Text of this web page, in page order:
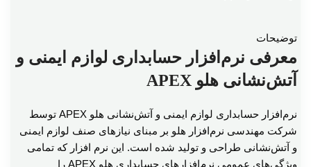
توضیحات
معرفی نرم‌افزار حسابداری لوازم ایمنی و
آتش‌نشانی هلو APEX
نرم‌‌افزار حسابداری لوازم ایمنی و آتش‌نشانی هلو APEX توسط
شرکت مهندسی نرم‌افزار هلو بر مبنای نیازهای صنف لوازم ایمنی
و آتش‌نشانی طراحی و تولید شده است. این نرم‌ افزار که تمامی
ویژگی‌های عمومی نرم‌افزارهای حسابداری هلو APEX را